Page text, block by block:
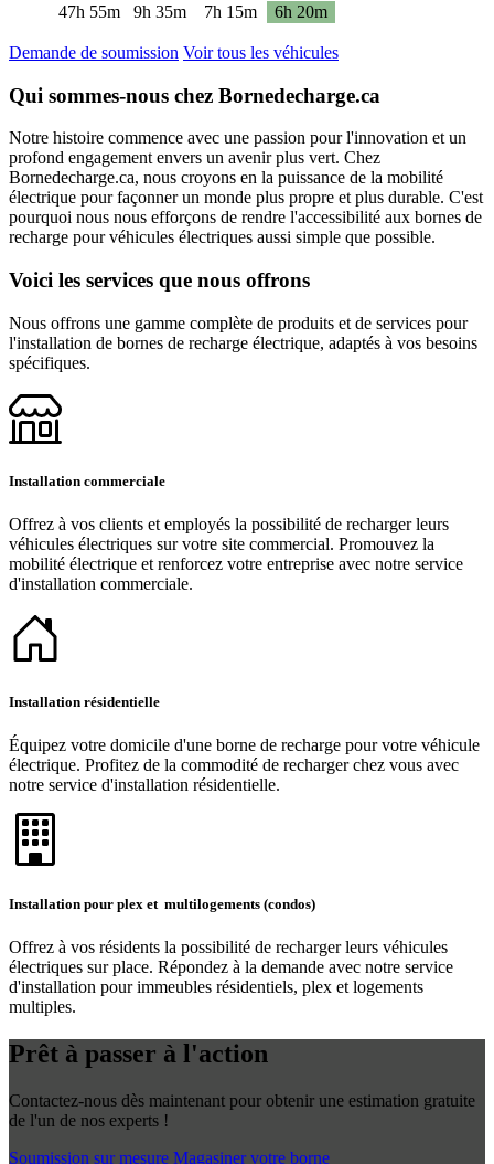
47h 55m
9h 35m 7h 15m 6h 20m
Demande de soumission Voir tous les véhicules
Qui sommes-nous chez Bornedecharge.ca
Notre histoire commence avec une passion pour l'innovation et un
profond engagement envers un avenir plus vert. Chez
Bornedecharge.ca, nous croyons en la puissance de la mobilité
électrique pour façonner un monde plus propre et plus durable. C'est
pourquoi nous nous efforçons de rendre l'accessibilité aux bornes de
recharge pour véhicules électriques aussi simple que possible.
Voici les services que nous offrons
Nous offrons une gamme complète de produits et de services pour
l'installation de bornes de recharge électrique, adaptés à vos besoins
spécifiques.
Installation commerciale
Offrez à vos clients et employés la possibilité de recharger leurs
véhicules électriques sur votre site commercial. Promouvez la
mobilité électrique et renforcez votre entreprise avec notre service
d'installation commerciale.
Installation résidentielle
Équipez votre domicile d'une borne de recharge pour votre véhicule
électrique. Profitez de la commodité de recharger chez vous avec
notre service d'installation résidentielle.
Installation pour plex et multilogements (condos)
Offrez à vos résidents la possibilité de recharger leurs véhicules
électriques sur place. Répondez à la demande avec notre service
d'installation pour immeubles résidentiels, plex et logements
multiples.
Prêt à passer à l'action
Contactez-nous dès maintenant pour obtenir une estimation gratuite
de l'un de nos experts !
Soumission sur mesure Magasiner votre borne